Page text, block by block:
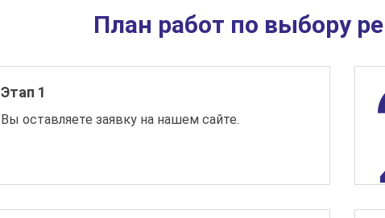
План работ по выбору
Этап 1
Вы оставляете заявку на нашем сайте.